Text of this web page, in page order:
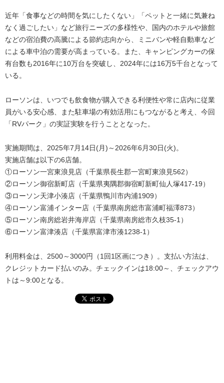
近年「食事などの時間を気にしたくない」「ペットと一緒に気兼ね
なく過ごしたい」など旅行ニーズの多様性や、国内のホテルや旅館
などの宿泊費の高騰による節約志向から、ミニバンや軽自動車など
による車中泊の需要が高まっている。また、キャンピングカーの保
有台数も2016年に10万台を突破し、2024年には16万5千台となって
いる。
ローソンは、いつでも飲食物が購入できる利便性や常に店内に従業
員がいる安心感、また駐車場の有効活用にもつながると考え、今回
「RVパーク」の実証実験を行うこととなった。
実施期間は、2025年7月14日(月)～2026年6月30日(火)。
実施店舗は以下の6店舗。
①ローソン一宮東浪見店（千葉県長生郡一宮町東浪見562）
②ローソン御宿新町店（千葉県夷隅郡御宿町新町仙人塚417-19）
③ローソン天津小湊店（千葉県鴨川市内浦1909）
④ローソン富浦インター店（千葉県南房総市富浦町福澤873）
⑤ローソン南房総岩井海岸店（千葉県南房総市久枝35-1）
⑥ローソン富津湊店（千葉県富津市湊1238-1）
利用料金は、2500～3000円（1回1区画につき）。支払い方法は、
クレジットカード払いのみ。チェックインは18:00～、チェックアウ
トは～9:00となる。